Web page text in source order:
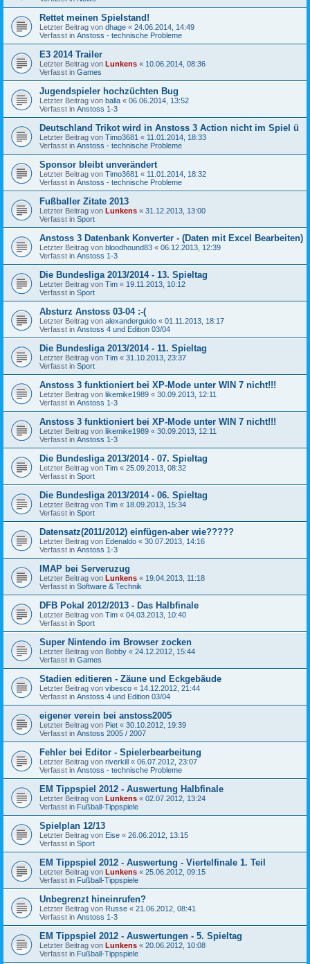
Rettet meinen Spielstand!
Letzter Beitrag von dhage « 24.06.2014, 14:49
Verfasst in Anstoss - technische Probleme
E3 2014 Trailer
Letzter Beitrag von Lunkens « 10.06.2014, 08:36
Verfasst in Games
Jugendspieler hochzüchten Bug
Letzter Beitrag von balla « 06.06.2014, 13:52
Verfasst in Anstoss 1-3
Deutschland Trikot wird in Anstoss 3 Action nicht im Spiel ü
Letzter Beitrag von Timo3681 « 11.01.2014, 18:33
Verfasst in Anstoss - technische Probleme
Sponsor bleibt unverändert
Letzter Beitrag von Timo3681 « 11.01.2014, 18:32
Verfasst in Anstoss - technische Probleme
Fußballer Zitate 2013
Letzter Beitrag von Lunkens « 31.12.2013, 13:00
Verfasst in Sport
Anstoss 3 Datenbank Konverter - (Daten mit Excel Bearbeiten)
Letzter Beitrag von bloodhound83 « 06.12.2013, 12:39
Verfasst in Anstoss 1-3
Die Bundesliga 2013/2014 - 13. Spieltag
Letzter Beitrag von Tim « 19.11.2013, 10:12
Verfasst in Sport
Absturz Anstoss 03-04 :-(
Letzter Beitrag von alexanderguido « 01.11.2013, 18:17
Verfasst in Anstoss 4 und Edition 03/04
Die Bundesliga 2013/2014 - 11. Spieltag
Letzter Beitrag von Tim « 31.10.2013, 23:37
Verfasst in Sport
Anstoss 3 funktioniert bei XP-Mode unter WIN 7 nicht!!!
Letzter Beitrag von likemike1989 « 30.09.2013, 12:11
Verfasst in Anstoss 1-3
Anstoss 3 funktioniert bei XP-Mode unter WIN 7 nicht!!!
Letzter Beitrag von likemike1989 « 30.09.2013, 12:11
Verfasst in Anstoss 1-3
Die Bundesliga 2013/2014 - 07. Spieltag
Letzter Beitrag von Tim « 25.09.2013, 08:32
Verfasst in Sport
Die Bundesliga 2013/2014 - 06. Spieltag
Letzter Beitrag von Tim « 18.09.2013, 15:34
Verfasst in Sport
Datensatz(2011/2012) einfügen-aber wie?????
Letzter Beitrag von Edenaldo « 30.07.2013, 14:16
Verfasst in Anstoss 1-3
IMAP bei Serveruzug
Letzter Beitrag von Lunkens « 19.04.2013, 11:18
Verfasst in Software & Technik
DFB Pokal 2012/2013 - Das Halbfinale
Letzter Beitrag von Tim « 04.03.2013, 10:40
Verfasst in Sport
Super Nintendo im Browser zocken
Letzter Beitrag von Bobby « 24.12.2012, 15:44
Verfasst in Games
Stadien editieren - Zäune und Eckgebäude
Letzter Beitrag von vibesco « 14.12.2012, 21:44
Verfasst in Anstoss 4 und Edition 03/04
eigener verein bei anstoss2005
Letzter Beitrag von Piet « 30.10.2012, 19:39
Verfasst in Anstoss 2005 / 2007
Fehler bei Editor - Spielerbearbeitung
Letzter Beitrag von riverkill « 06.07.2012, 23:07
Verfasst in Anstoss - technische Probleme
EM Tippspiel 2012 - Auswertung Halbfinale
Letzter Beitrag von Lunkens « 02.07.2012, 13:24
Verfasst in Fußball-Tippspiele
Spielplan 12/13
Letzter Beitrag von Eise « 26.06.2012, 13:15
Verfasst in Sport
EM Tippspiel 2012 - Auswertung - Viertelfinale 1. Teil
Letzter Beitrag von Lunkens « 25.06.2012, 09:15
Verfasst in Fußball-Tippspiele
Unbegrenzt hineinrufen?
Letzter Beitrag von Russe « 21.06.2012, 08:41
Verfasst in Anstoss 1-3
EM Tippspiel 2012 - Auswertungen - 5. Spieltag
Letzter Beitrag von Lunkens « 20.06.2012, 10:08
Verfasst in Fußball-Tippspiele